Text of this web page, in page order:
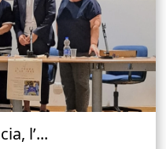
l’...